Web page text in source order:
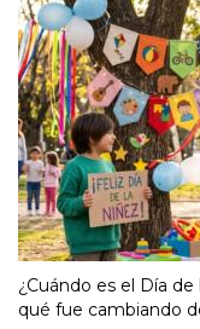
¿Cuándo es el Día
qué fue cambiando